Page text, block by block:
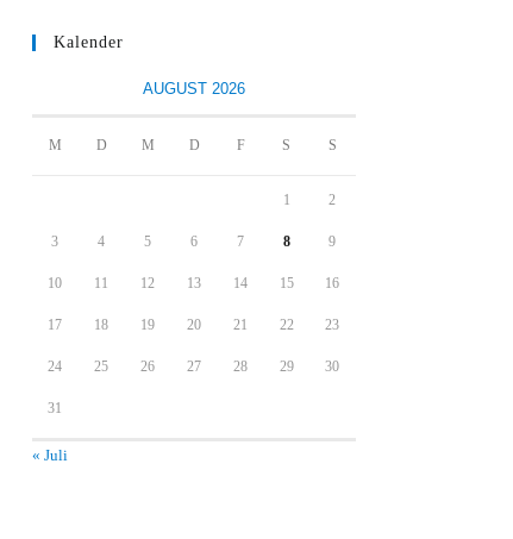
Kalender
AUGUST 2026
M D M D F S S
1 2
3 4 5 6 7 8 9
10 11 12 13 14 15 16
17 18 19 20 21 22 23
24 25 26 27 28 29 30
31
« Juli